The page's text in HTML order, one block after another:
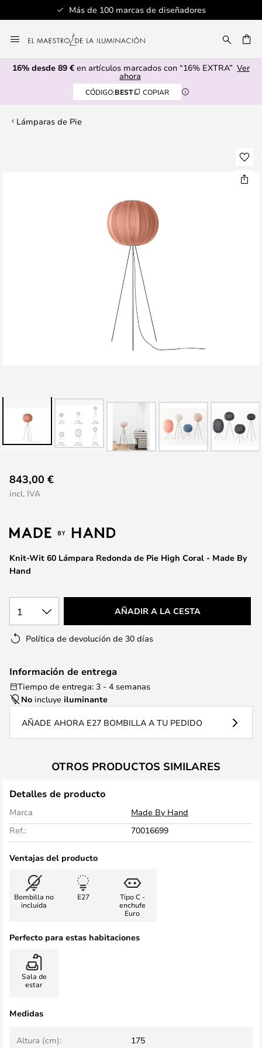
Más de 100 marcas de diseñadores
al
contenido
16% desde 89 € en artículos marcados con “16% EXTRA” Ver
ahora
CÓDIGO:BEST COPIAR
Lámparas de Pie
al
comienzo
la
galería
de
imágenes
Knit-Wit 60 Lámpara Redonda de Pie High Coral - Made By
Hand
843,00 €
incl. IVA
1 AÑADIR A LA CESTA
Política de devolución de 30 días
Información de entrega
Tiempo de entrega: 3 - 4 semanas
No incluye iluminante
AÑADE AHORA E27 BOMBILLA A TU PEDIDO
OTROS PRODUCTOS SIMILARES
Detalles de producto
Marca
Made By Hand
Ref.:
70016699
Ventajas del producto
Bombilla no
incluida
E27
Tipo C -
enchufe
Euro
Perfecto para estas habitaciones
Sala de
estar
Medidas
Altura (cm): 175